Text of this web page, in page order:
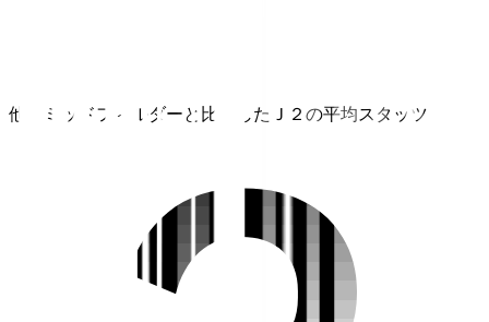
他のミッドフィルダーと比較したＪ２の平均スタッツ